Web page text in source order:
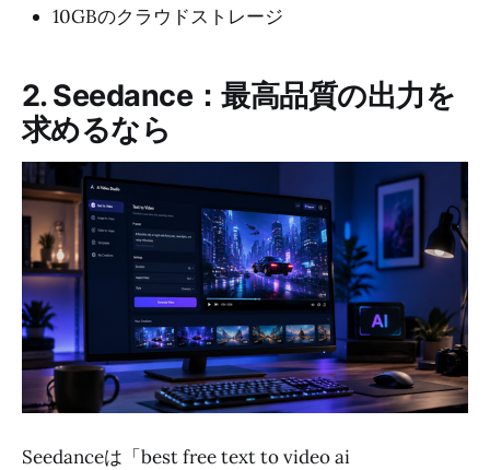
10GBのクラウドストレージ
2. Seedance：最高品質の出力を
求めるなら
Seedanceは「best free text to video ai